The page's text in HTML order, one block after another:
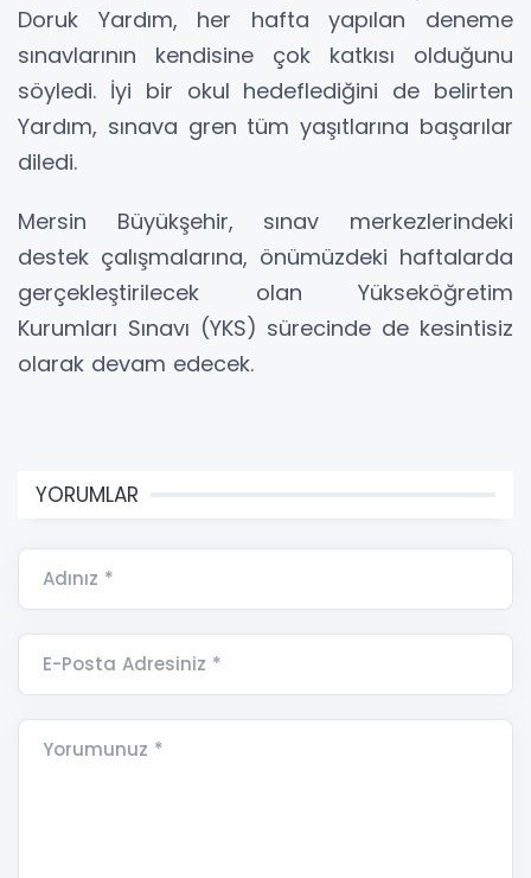
Doruk Yardım, her hafta yapılan deneme
sınavlarının kendisine çok katkısı olduğunu
söyledi. İyi bir okul hedeflediğini de belirten
Yardım, sınava gren tüm yaşıtlarına başarılar
diledi.
Mersin Büyükşehir, sınav merkezlerindeki
destek çalışmalarına, önümüzdeki haftalarda
gerçekleştirilecek olan Yükseköğretim
Kurumları Sınavı (YKS) sürecinde de kesintisiz
olarak devam edecek.
YORUMLAR
Adınız *
E-Posta Adresiniz *
Yorumunuz *